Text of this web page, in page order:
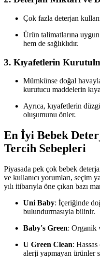
Çok fazla deterjan
Ürün talimatlarına
hem de sağlıklıdır.
3. Kıyafetlerin
Mümkünse doğal
kurutucu maddelerin
Ayrıca, kıyafetlerin
oluşumunu önler.
En İyi Bebek
Tercih Sebepleri
Piyasada pek çok bebek
ve kullanıcı yorumları, seçim
yılı itibarıyla öne çıkan bazı
Uni Baby: İçeriğinde
bulundurmasıyla bilinir.
Baby's Green: Organik
U Green Clean:
alerji yapmayan ürünler